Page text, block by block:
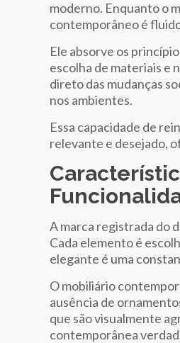
moderno. Enquanto o
contemporâneo é
Ele absorve os
escolha de materiais e
direto das mudanças
nos ambientes.
Essa capacidade de
relevante e desejado,
A marca registrada do
Cada elemento é
elegante é uma
O mobiliário
ausência de
que são visualmente
contemporânea